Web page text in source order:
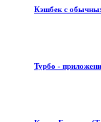
Кэшбек с
Турбо -